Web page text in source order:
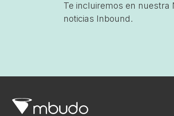
Te incluiremos en nuestra
noticias Inbound.